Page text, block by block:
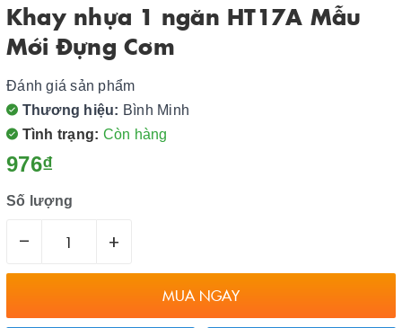
Khay nhựa 1 ngăn HT17A Mẫu
Mới Đựng Cơm
Đánh giá sản phẩm
Thương hiệu: Bình Minh
Tình trạng: Còn hàng
976₫
Số lượng
– +
MUA NGAY